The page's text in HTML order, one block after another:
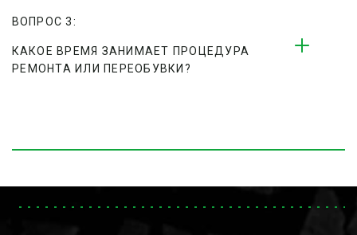
ВОПРОС 3:
КАКОЕ ВРЕМЯ ЗАНИМАЕТ ПРОЦЕДУРА
РЕМОНТА ИЛИ ПЕРЕОБУВКИ?